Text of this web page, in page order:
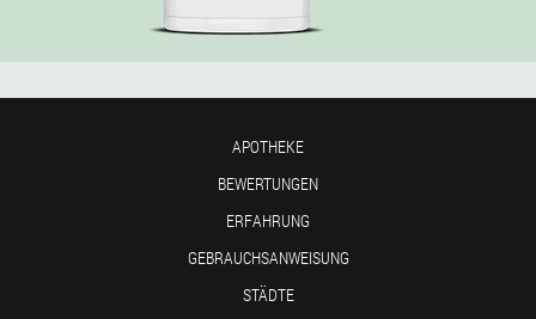
APOTHEKE
BEWERTUNGEN
ERFAHRUNG
GEBRAUCHSANWEISUNG
STÄDTE